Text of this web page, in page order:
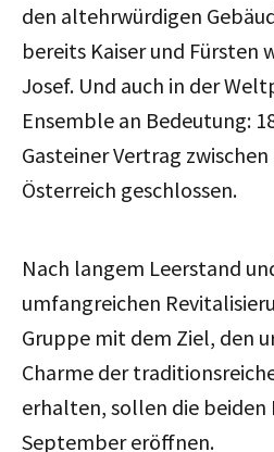
den altehrwürdigen
bereits Kaiser und Fürsten
Josef. Und auch in der
Ensemble an Bedeutung:
Gasteiner Vertrag
Österreich geschlossen.
Nach langem Leerstand
umfangreichen
Gruppe mit dem Ziel, den
Charme der
erhalten, sollen die beiden
September eröffnen.